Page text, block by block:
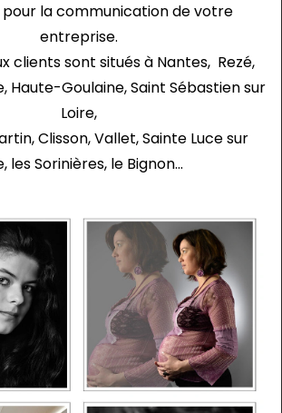
la communication de votre
entreprise.
clients sont situés à Nantes, Rezé,
Haute-Goulaine, Saint Sébastien sur
Loire,
Clisson, Vallet, Sainte Luce sur
les Sorinières, le Bignon...